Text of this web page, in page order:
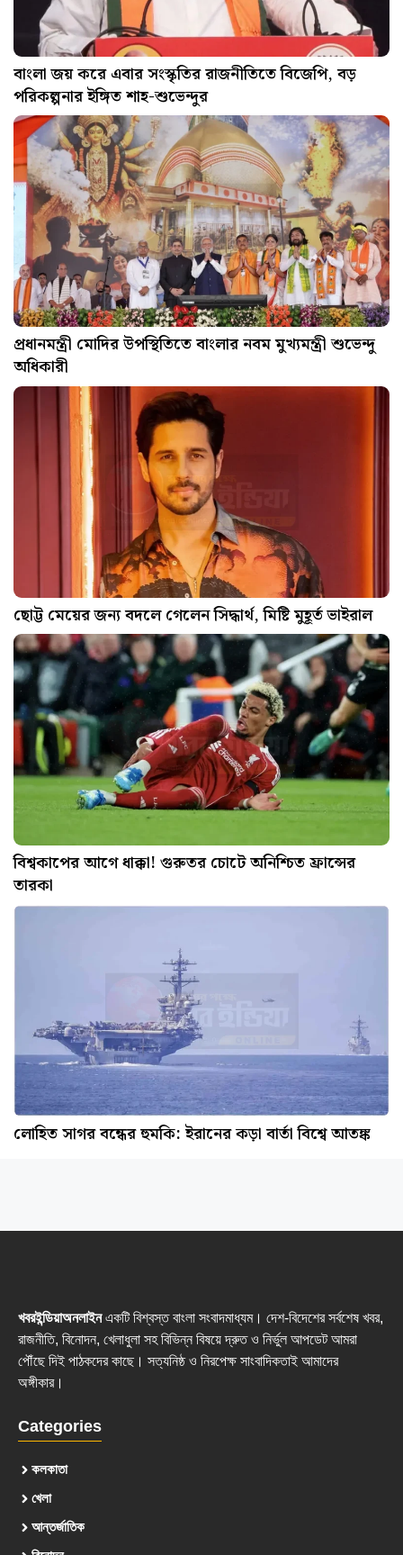
বাংলা জয় করে এবার সংস্কৃতির রাজনীতিতে বিজেপি, বড়
পরিকল্পনার ইঙ্গিত শাহ-শুভেন্দুর
প্রধানমন্ত্রী মোদির উপস্থিতিতে বাংলার নবম মুখ্যমন্ত্রী শুভেন্দু
অধিকারী
ছোট্ট মেয়ের জন্য বদলে গেলেন সিদ্ধার্থ, মিষ্টি মুহূর্ত ভাইরাল
বিশ্বকাপের আগে ধাক্কা! গুরুতর চোটে অনিশ্চিত ফ্রান্সের
তারকা
লোহিত সাগর বন্ধের হুমকি: ইরানের কড়া বার্তা বিশ্বে আতঙ্ক
খবরইন্ডিয়াঅনলাইনএকটি বিশ্বস্ত বাংলা সংবাদমাধ্যম। দেশ-বিদেশের সর্বশেষ খবর,
রাজনীতি, বিনোদন, খেলাধুলা সহ বিভিন্ন বিষয়ে দ্রুত ও নির্ভুল আপডেট আমরা
পৌঁছে দিই পাঠকদের কাছে। সত্যনিষ্ঠ ও নিরপেক্ষ সাংবাদিকতাই আমাদের
অঙ্গীকার।
Categories
কলকাতা
খেলা
আন্তর্জাতিক